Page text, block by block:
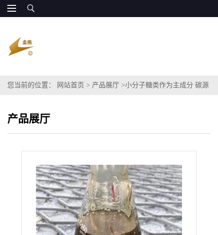
您当前的位置： 网站首页 > 产品展厅 >小分子糖类作为主成分 碳源
产品展厅